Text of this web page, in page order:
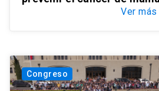
Ver más
Congreso